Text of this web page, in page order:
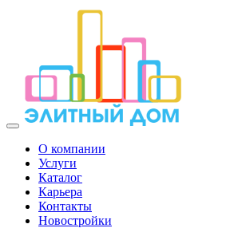
О компании
Услуги
Каталог
Карьера
Контакты
Новостройки